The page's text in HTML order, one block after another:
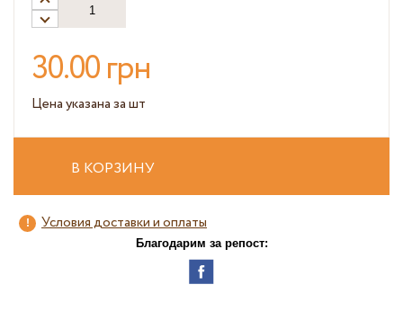
30.00 грн
Цена указана за шт
В КОРЗИНУ
Условия доставки и оплаты
Благодарим за репост: